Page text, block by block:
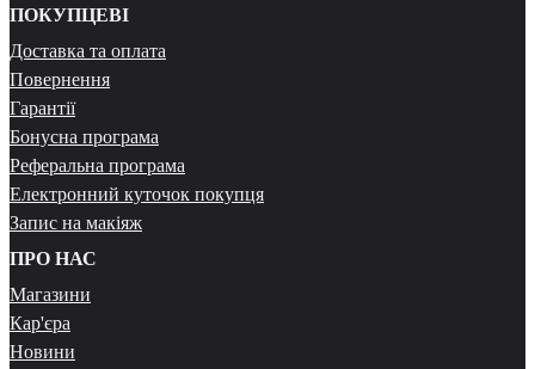
ПОКУПЦЕВІ
Доставка та оплата
Повернення
Гарантії
Бонусна програма
Реферальна програма
Електронний куточок покупця
Запис на макіяж
ПРО НАС
Магазини
Кар'єра
Новини